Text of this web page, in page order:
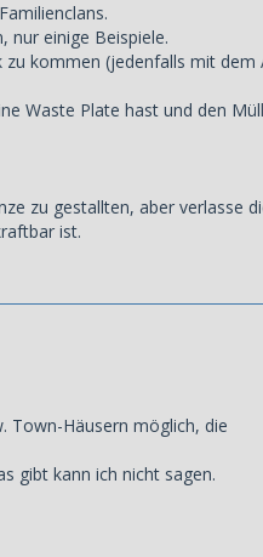
nur einige Beispiele.
kommen (jedenfalls mit
Waste Plate hast und den
zu gestallten, aber verlasse
ist.
Town-Häusern möglich, die
gibt kann ich nicht sagen.